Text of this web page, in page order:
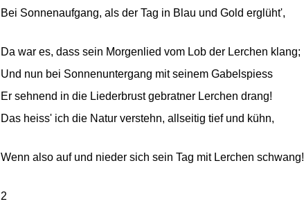
Bei Sonnenaufgang, als der Tag in Blau und Gold erglüht',
Da war es, dass sein Morgenlied vom Lob der Lerchen klang;
Und nun bei Sonnenuntergang mit seinem Gabelspiess
Er sehnend in die Liederbrust gebratner Lerchen drang!
Das heiss' ich die Natur verstehn, allseitig tief und kühn,
Wenn also auf und nieder sich sein Tag mit Lerchen schwang!
2